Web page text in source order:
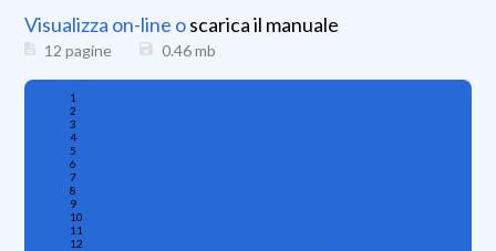
Visualizza on-line oscarica il manuale
12 pagine 0.46mb
1
2
3
4
5
6
7
8
9
10
11
12